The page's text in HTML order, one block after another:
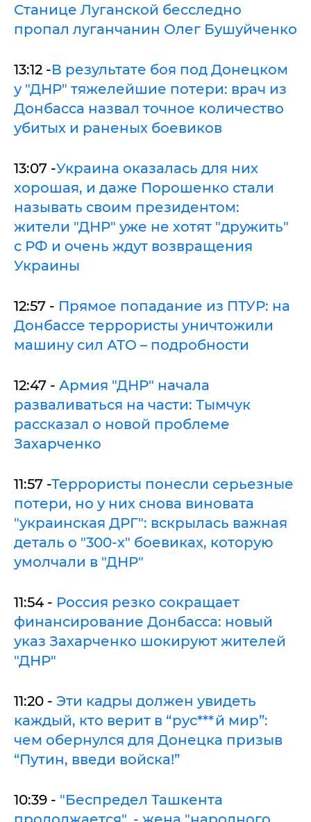
Станице Луганской бесследно
пропал луганчанин Олег Бушуйченко
13:12 -В результате боя под Донецком
у "ДНР" тяжелейшие потери: врач из
Донбасса назвал точное количество
убитых и раненых боевиков
13:07 -Украина оказалась для них
хорошая, и даже Порошенко стали
называть своим президентом:
жители "ДНР" уже не хотят "дружить"
с РФ и очень ждут возвращения
Украины
12:57 - Прямое попадание из ПТУР: на
Донбассе террористы уничтожили
машину сил АТО – подробности
12:47 - Армия "ДНР" начала
разваливаться на части: Тымчук
рассказал о новой проблеме
Захарченко
11:57 -Террористы понесли серьезные
потери, но у них снова виновата
"украинская ДРГ": вскрылась важная
деталь о "300-х" боевиках, которую
умолчали в "ДНР"
11:54 - Россия резко сокращает
финансирование Донбасса: новый
указ Захарченко шокируют жителей
"ДНР"
11:20 - Эти кадры должен увидеть
каждый, кто верит в “рус***й мир”:
чем обернулся для Донецка призыв
“Путин, введи войска!”
10:39 - "Беспредел Ташкента